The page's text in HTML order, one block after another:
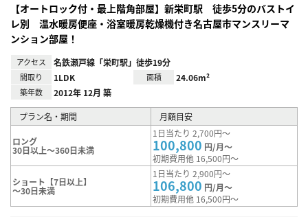
【オートロック付・最上階角部屋】新栄町駅 徒歩5分のバストイ
レ別 温水暖房便座・浴室暖房乾燥機付き名古屋市マンスリーマ
ンション部屋！
アクセス 名鉄瀬戸線「栄町駅」徒歩19分
間取り 1LDK 面積 24.06m²
築年数 2012年 12月 築
プラン名・期間 月額目安
ロング
30日以上～360日未満
1日当たり 2,700円～
100,800 円/月～
初期費用他 16,500円～
ショート【7日以上】
～30日未満
1日当たり 2,900円～
106,800 円/月～
初期費用他 16,500円～